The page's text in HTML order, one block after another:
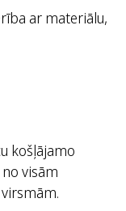
ar materiālu,
košļājamo
visām